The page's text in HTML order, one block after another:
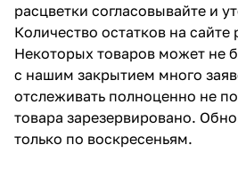
расцветки согласовывайте и
Количество остатков на сайте
Некоторых товаров может не
с нашим закрытием много
отслеживать полноценно не
товара зарезервировано.
только по воскресеньям.